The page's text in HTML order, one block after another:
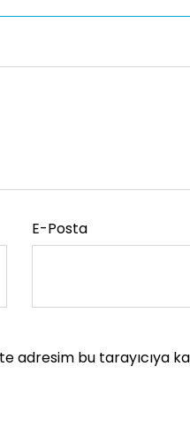
E-Posta
adresim bu tarayıcıya